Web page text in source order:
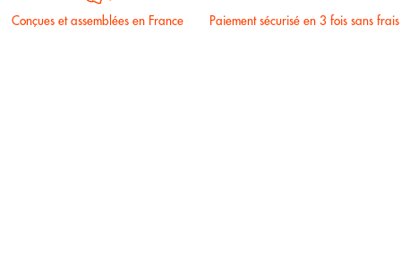
Conçues et assemblées en France Paiement sécurisé en 3 fois sans frais